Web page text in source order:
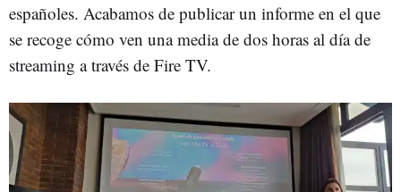
españoles. Acabamos de publicar un informe en el que
se recoge cómo ven una media de dos horas al día de
streaming a través de Fire TV.